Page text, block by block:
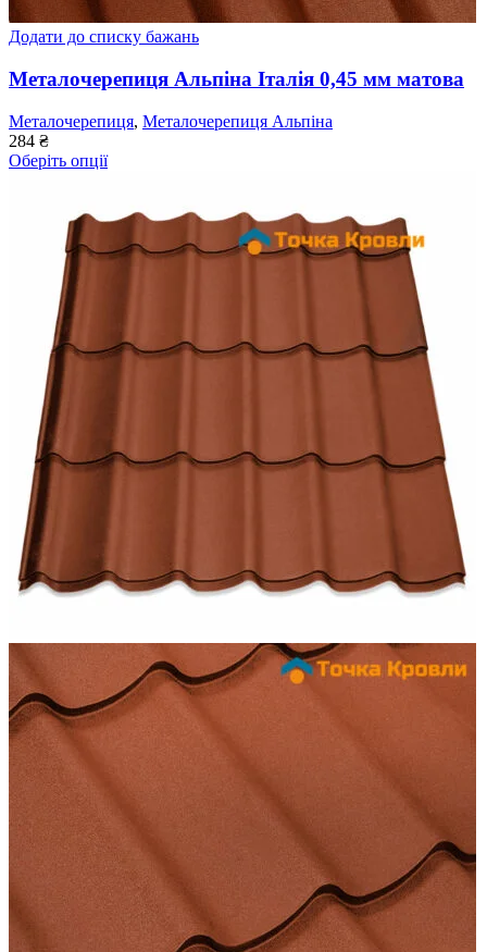
Додати до списку бажань
Металочерепиця Альпіна Італія 0,45 мм матова
Металочерепиця, Металочерепиця Альпіна
284 ₴
Оберіть опції